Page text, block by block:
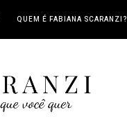
QUEM É FABIANA SCARANZI?